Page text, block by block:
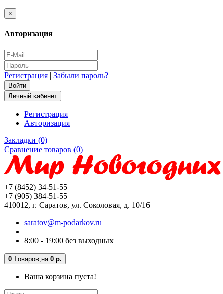
×
Авторизация
Регистрация | Забыли пароль?
Личный кабинет
Регистрация
Авторизация
Закладки (0)
Сравнение товаров (0)
+7 (8452) 34-51-55
+7 (905) 384-51-55
410012, г. Саратов, ул. Соколовая, д. 10/16
saratov@m-podarkov.ru
8:00 - 19:00 без выходных
0 Tоваров, на 0 р.
Ваша корзина пуста!